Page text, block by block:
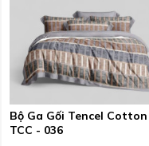
Bộ Ga Gối Tencel Cotton
TCC - 036